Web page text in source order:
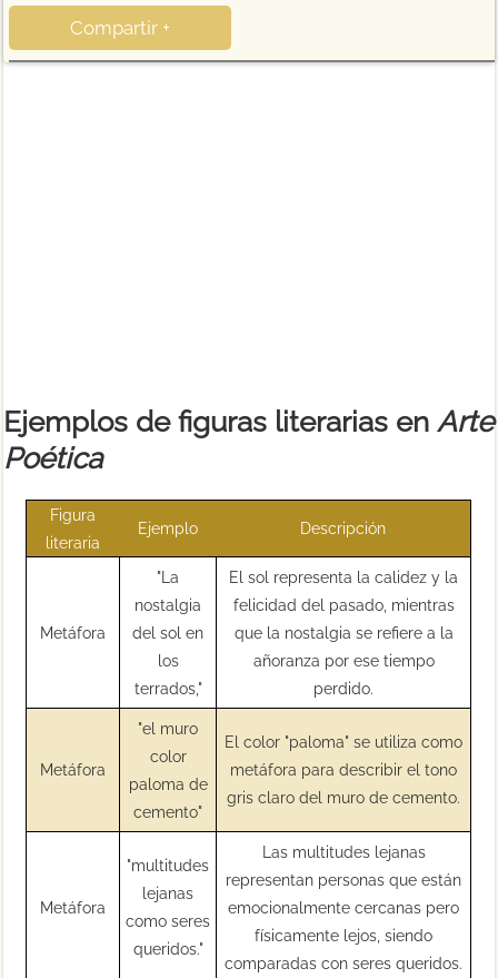
Compartir +
Ejemplos de figuras literarias enArte
Poética
Figura
literaria
Ejemplo Descripción
Metáfora
"La
nostalgia
del sol en
los
terrados,"
El sol representa la calidez y la
felicidad del pasado, mientras
que la nostalgia se refiere a la
añoranza por ese tiempo
perdido.
Metáfora
"el muro
color
paloma de
cemento"
El color "paloma" se utiliza como
metáfora para describir el tono
gris claro del muro de cemento.
Metáfora
"multitudes
lejanas
como seres
queridos."
Las multitudes lejanas
representan personas que están
emocionalmente cercanas pero
físicamente lejos, siendo
comparadas con seres queridos.